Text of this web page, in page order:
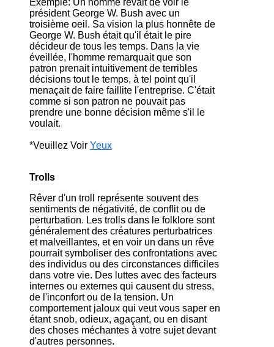
Exemple: Un homme rêvait de voir le
président George W. Bush avec un
troisième oeil. Sa vision la plus honnête de
George W. Bush était qu'il était le pire
décideur de tous les temps. Dans la vie
éveillée, l'homme remarquait que son
patron prenait intuitivement de terribles
décisions tout le temps, à tel point qu'il
menaçait de faire faillite l'entreprise. C'était
comme si son patron ne pouvait pas
prendre une bonne décision même s'il le
voulait.
*Veuillez Voir Yeux
Trolls
Rêver d'un troll représente souvent des
sentiments de négativité, de conflit ou de
perturbation. Les trolls dans le folklore sont
généralement des créatures perturbatrices
et malveillantes, et en voir un dans un rêve
pourrait symboliser des confrontations avec
des individus ou des circonstances difficiles
dans votre vie. Des luttes avec des facteurs
internes ou externes qui causent du stress,
de l'inconfort ou de la tension. Un
comportement jaloux qui veut vous saper en
étant snob, odieux, agaçant, ou en disant
des choses méchantes à votre sujet devant
d'autres personnes.